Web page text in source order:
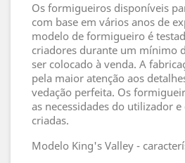
Os formigueiros disponíveis
com base em vários anos de
modelo de formigueiro é
criadores durante um mínimo
ser colocado à venda. A
pela maior atenção aos
vedação perfeita. Os
as necessidades do utilizador
criadas.
Modelo King's Valley -